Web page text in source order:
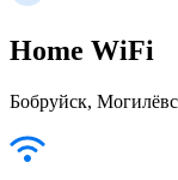
Home WiFi
Бобруйск,